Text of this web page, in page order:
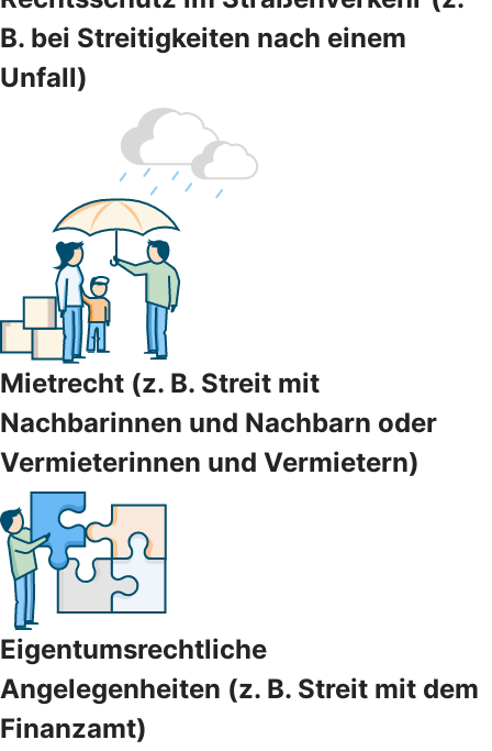
B. bei Streitigkeiten nach einem
Unfall)
Mietrecht (z. B. Streit mit
Nachbarinnen und Nachbarn oder
Vermieterinnen und Vermietern)
Eigentumsrechtliche
Angelegenheiten (z. B. Streit mit dem
Finanzamt)